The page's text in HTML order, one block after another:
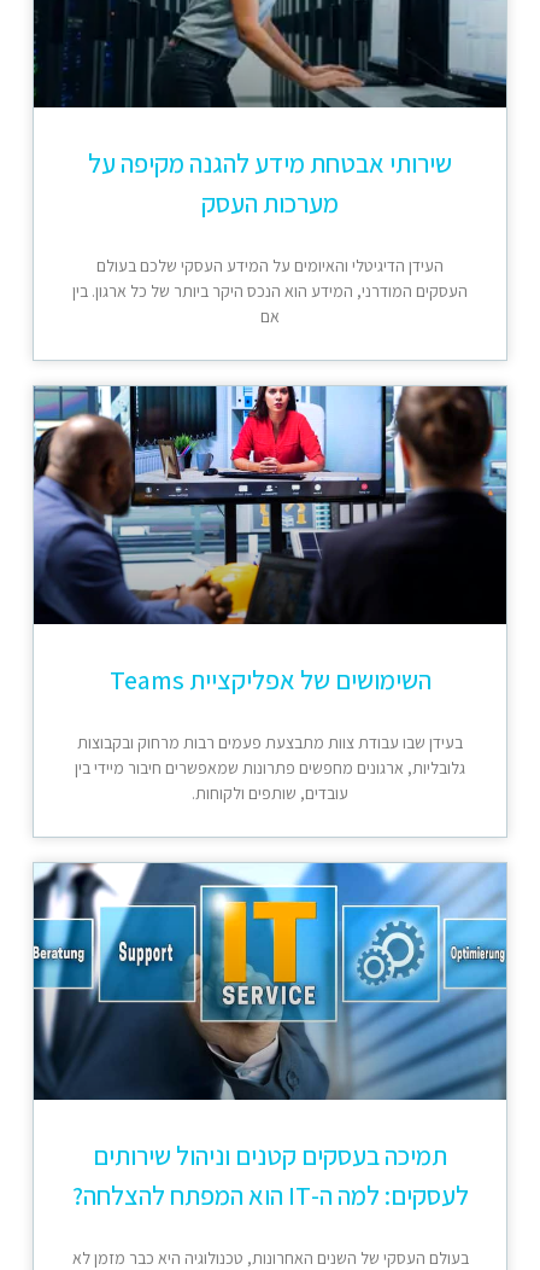
שירותי אבטחת מידע להגנה מקיפה על
מערכות העסק
העידן הדיגיטלי והאיומים על המידע העסקי שלכם בעולם
העסקים המודרני, המידע הוא הנכס היקר ביותר של כל ארגון. בין
אם
השימושים של אפליקציית Teams
בעידן שבו עבודת צוות מתבצעת פעמים רבות מרחוק ובקבוצות
גלובליות, ארגונים מחפשים פתרונות שמאפשרים חיבור מיידי בין
עובדים, שותפים ולקוחות.
תמיכה בעסקים קטנים וניהול שירותים
לעסקים: למה ה-IT הוא המפתח להצלחה?
בעולם העסקי של השנים האחרונות, טכנולוגיה היא כבר מזמן לא